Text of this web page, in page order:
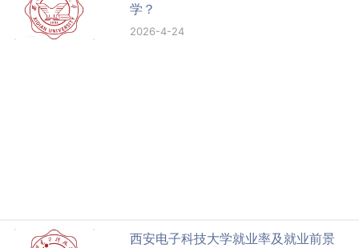
学？
2026-4-24
西安电子科技大学就业率及就业前景